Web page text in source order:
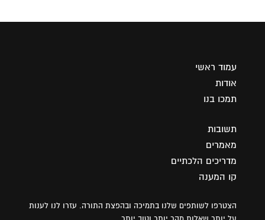
עמוד ראשי
אודות
תמכו בנו
תשובות
מאמרים
מדריכים הלכתיים
קו המענה
הצטרפו לשותפים שלנו בתמיכה ובהפצת התורה. עזרו לנו לענות